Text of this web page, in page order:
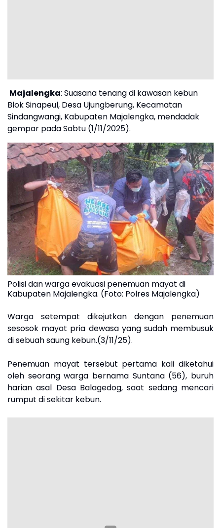
Majalengka: Suasana tenang di kawasan kebun
Blok Sinapeul, Desa Ujungberung, Kecamatan
Sindangwangi, Kabupaten Majalengka, mendadak
gempar pada Sabtu (1/11/2025).
Polisi dan warga evakuasi penemuan mayat di
Kabupaten Majalengka. (Foto: Polres Majalengka)
Warga setempat dikejutkan dengan penemuan
sesosok mayat pria dewasa yang sudah membusuk
di sebuah saung kebun.(3/11/25).
Penemuan mayat tersebut pertama kali diketahui
oleh seorang warga bernama Suntana (56), buruh
harian asal Desa Balagedog, saat sedang mencari
rumput di sekitar kebun.